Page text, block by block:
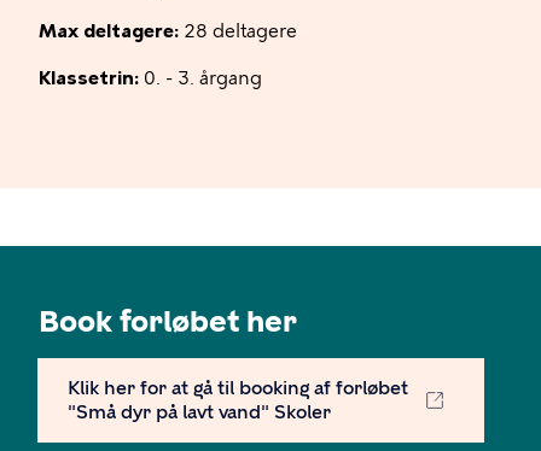
Max deltagere: 28 deltagere
Klassetrin: 0. - 3. årgang
Book forløbet her
Klik her for at gå til booking af forløbet
"Små dyr på lavt vand" Skoler